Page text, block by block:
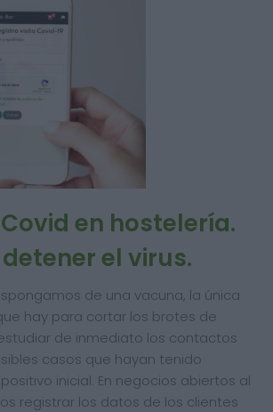
en hostelería.
el virus.
de una vacuna, la única
hay para cortar los brotes de
de inmediato los contactos
casos que hayan tenido
inicial. En negocios abiertos al
registrar los datos de los clientes